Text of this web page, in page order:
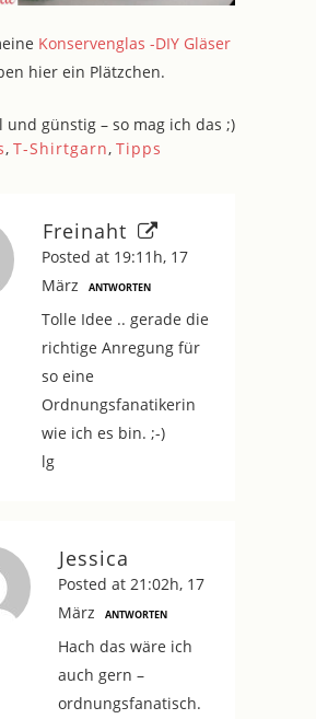
Konservenglas -DIY Gläser
hier ein Plätzchen.
und günstig – so mag ich das ;)
,T-Shirtgarn,Tipps
Freinaht
Posted at 19:11h, 17
März
ANTWORTEN
Tolle Idee .. gerade die
richtige Anregung für
so eine
Ordnungsfanatikerin
wie ich es bin. ;-)
lg
Jessica
Posted at 21:02h, 17
März
ANTWORTEN
Hach das wäre ich
auch gern –
ordnungsfanatisch.